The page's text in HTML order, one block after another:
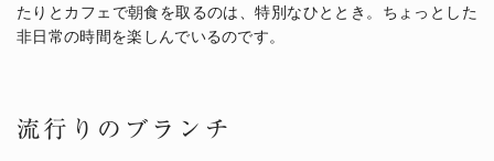
たりとカフェで朝食を取るのは、特別なひととき。ちょっとした
非日常の時間を楽しんでいるのです。
流行りのブランチ